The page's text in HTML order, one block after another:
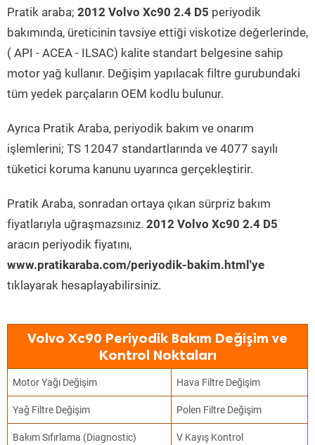
Pratik araba; 2012 Volvo Xc90 2.4 D5 periyodik
bakımında, üreticinin tavsiye ettiği viskotize değerlerinde,
( API - ACEA - ILSAC) kalite standart belgesine sahip
motor yağ kullanır. Değişim yapılacak filtre gurubundaki
tüm yedek parçaların OEM kodlu bulunur.
Ayrıca Pratik Araba, periyodik bakım ve onarım
işlemlerini; TS 12047 standartlarında ve 4077 sayılı
tüketici koruma kanunu uyarınca gerçekleştirir.
Pratik Araba, sonradan ortaya çıkan sürpriz bakım
fiyatlarıyla uğraşmazsınız. 2012 Volvo Xc90 2.4 D5
aracın periyodik fiyatını,
www.pratikaraba.com/periyodik-bakim.html'ye
tıklayarak hesaplayabilirsiniz.
Volvo Xc90 Periyodik Bakım Değişim ve
Kontrol Noktaları
Motor Yağı Değişim Hava Filtre Değişim
Yağ Filtre Değişim Polen Filtre Değişim
Bakım Sıfırlama (Diagnostic) V Kayış Kontrol